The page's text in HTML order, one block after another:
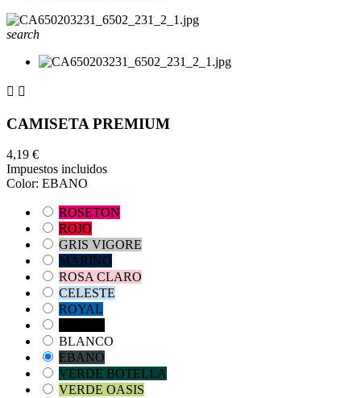
search
 
CAMISETA PREMIUM
4,19 €
Impuestos incluidos
Color: EBANO
ROSETON
ROJO
GRIS VIGORE
MARINO
ROSA CLARO
CELESTE
ROYAL
BLANCO
EBANO
VERDE BOTELLA
VERDE OASIS